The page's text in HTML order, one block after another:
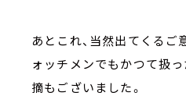
あとこれ、当然出てくる
ォッチメンでもかつて扱っ
摘もございました。